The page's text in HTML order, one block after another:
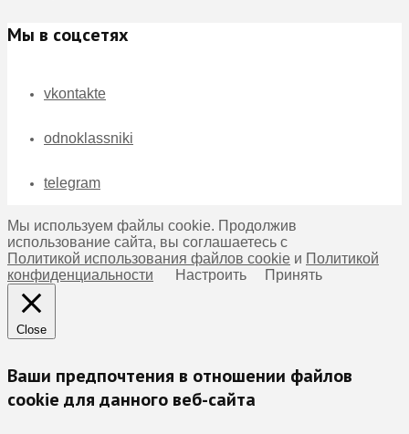
Мы в соцсетях
vkontakte
odnoklassniki
telegram
Мы используем файлы cookie. Продолжив
использование сайта, вы соглашаетесь с
Политикой использования файлов cookie и Политикой
конфиденциальности
Настроить Принять
Close
Ваши предпочтения в отношении файлов
cookie для данного веб-сайта